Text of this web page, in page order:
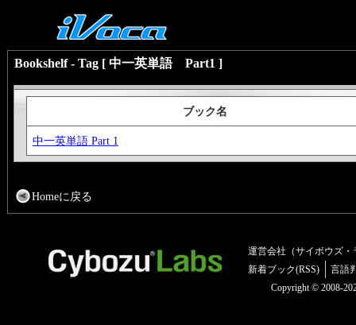
Bookshelf - Tag [ 中一英単語 Part1 ]
ブック名
中一英単語 Part 1
Homeに戻る
運営会社（サイボウズ・
新着ブック(RSS)
言語
Copyright © 2008-